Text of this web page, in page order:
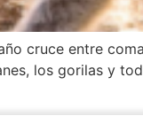
cruce entre
los gorilas y